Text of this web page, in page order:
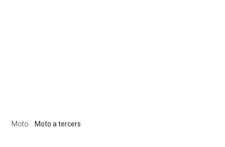
Moto Moto a tercers